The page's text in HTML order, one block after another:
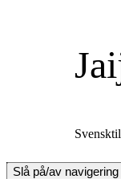
Slå på/av navigering